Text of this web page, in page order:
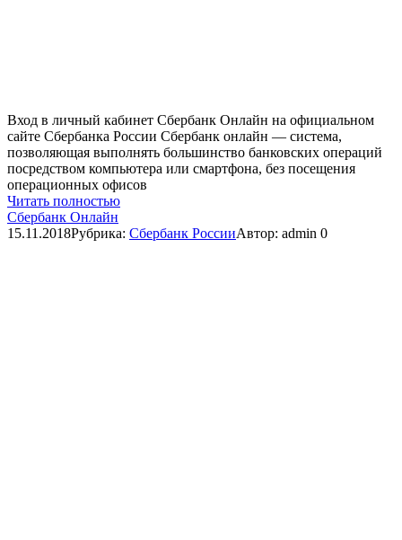
Вход в личный кабинет Сбербанк Онлайн на официальном
сайте Сбербанка России Сбербанк онлайн — система,
позволяющая выполнять большинство банковских операций
посредством компьютера или смартфона, без посещения
операционных офисов
Читать полностью
Сбербанк Онлайн
15.11.2018Рубрика: Сбербанк РоссииАвтор: admin 0